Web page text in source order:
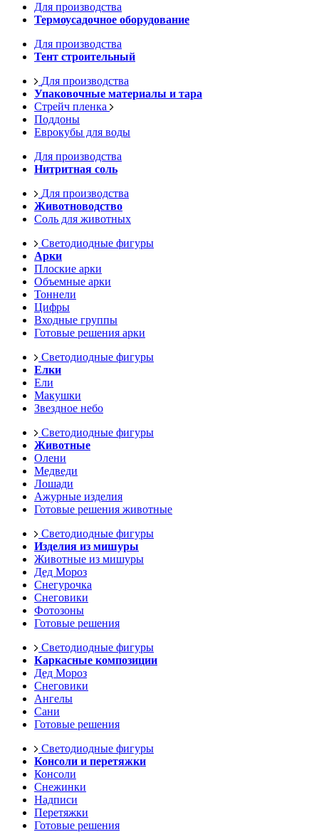
Для производства
Термоусадочное оборудование
Для производства
Тент строительный
Для производства
Упаковочные материалы и тара
Стрейч пленка
Поддоны
Еврокубы для воды
Для производства
Нитритная соль
Для производства
Животноводство
Соль для животных
Светодиодные фигуры
Арки
Плоские арки
Объемные арки
Тоннели
Цифры
Входные группы
Готовые решения арки
Светодиодные фигуры
Елки
Ели
Макушки
Звездное небо
Светодиодные фигуры
Животные
Олени
Медведи
Лошади
Ажурные изделия
Готовые решения животные
Светодиодные фигуры
Изделия из мишуры
Животные из мишуры
Дед Мороз
Снегурочка
Снеговики
Фотозоны
Готовые решения
Светодиодные фигуры
Каркасные композиции
Дед Мороз
Снеговики
Ангелы
Сани
Готовые решения
Светодиодные фигуры
Консоли и перетяжки
Консоли
Снежинки
Надписи
Перетяжки
Готовые решения